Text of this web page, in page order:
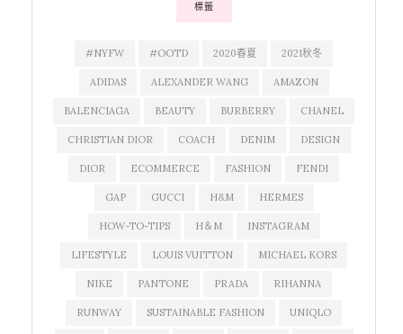
標籤
#NYFW #OOTD 2020春夏 2021秋冬
ADIDAS ALEXANDER WANG AMAZON
BALENCIAGA BEAUTY BURBERRY CHANEL
CHRISTIAN DIOR COACH DENIM DESIGN
DIOR ECOMMERCE FASHION FENDI
GAP GUCCI H&M HERMES
HOW-TO-TIPS H＆M INSTAGRAM
LIFESTYLE LOUIS VUITTON MICHAEL KORS
NIKE PANTONE PRADA RIHANNA
RUNWAY SUSTAINABLE FASHION UNIQLO